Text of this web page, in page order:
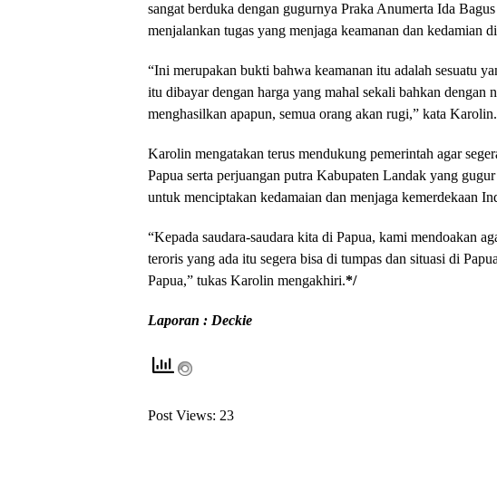
sangat berduka dengan gugurnya Praka Anumerta Ida
menjalankan tugas yang menjaga keamanan dan kedamian
“Ini merupakan bukti bahwa keamanan itu adalah sesuatu
itu dibayar dengan harga yang mahal sekali bahkan
menghasilkan apapun, semua orang akan rugi,” kata Karolin.
Karolin mengatakan terus mendukung pemerintah agar
Papua serta perjuangan putra Kabupaten Landak yang
untuk menciptakan kedamaian dan menjaga kemerdekaan
“Kepada saudara-saudara kita di Papua, kami mendoakan
teroris yang ada itu segera bisa di tumpas dan situasi di
Papua,” tukas Karolin mengakhiri.*/
Laporan : Deckie
Post Views: 23